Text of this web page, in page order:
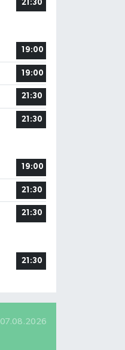
21:30
19:00
19:00
21:30
21:30
19:00
21:30
21:30
21:30
07.08.2026